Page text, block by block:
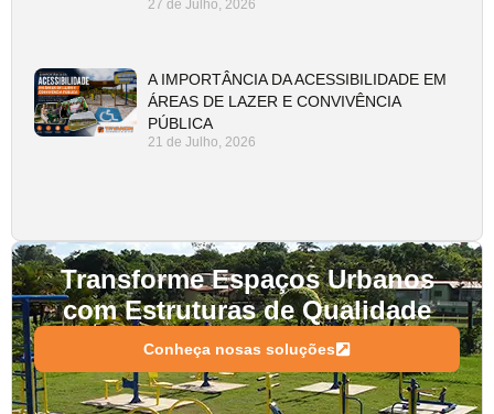
27 de Julho, 2026
A IMPORTÂNCIA DA ACESSIBILIDADE EM
ÁREAS DE LAZER E CONVIVÊNCIA
PÚBLICA
21 de Julho, 2026
Transforme Espaços Urbanos
com Estruturas de Qualidade
Conheça nosas soluções